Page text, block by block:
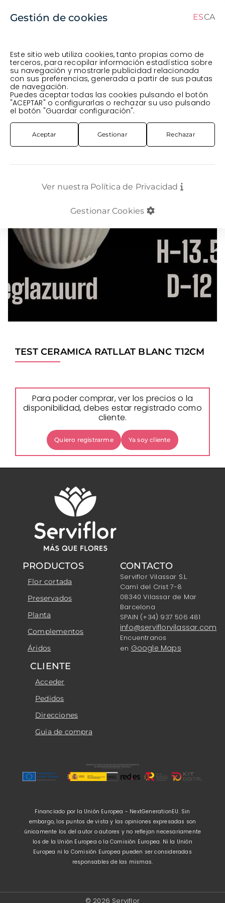
ESCA
Pedido en curso (Previsto para el dia) ·
Transportista
Ver Pedido
COMPLEMENTOS
TIESTOS VARIOS
TEST CERAMICA RATLLAT BLANC T12CM
TEST CERAMICA RATLLAT BLANC T12CM
Para poder comprar, ver los precios o la
disponibilidad, debes estar registrado como
cliente.
Quiero registrarme Ya soy cliente
Gestión de cookies ESCA
Este sitio web utiliza cookies, tanto propias como de
terceros, para recopilar información estadística sobre
su navegación y mostrarle publicidad relacionada
con sus preferencias, generada a partir de sus pautas
de navegación.
Puedes aceptar todas las cookies pulsando el botón
"ACEPTAR" o configurarlas o rechazar su uso pulsando
el botón "Guardar configuración".
Aceptar Gestionar Rechazar
Ver nuestra Política de Privacidad
Gestionar Cookies
PRODUCTOS
Flor cortada
Preservados
Planta
Complementos
Áridos
CONTACTO
Serviflor Vilassar S.L.
Camí del Crist 7-8
08340 Vilassar de Mar
Barcelona
SPAIN (+34) 937 506 481
info@serviflorvilassar.com
Encuentranos
en Google Maps
CLIENTE
Acceder
Pedidos
Direcciones
Guia de compra
Financiado por la Unión Europea - NextGenerationEU. Sin
embargo, los puntos de vista y las opiniones expresadas son
únicamente los del autor o autores y no reflejan necesariamente
los de la Unión Europea o la Comisión Europea. Ni la Unión
Europea ni la Comisión Europea pueden ser consideradas
responsables de las mismas.
© 2026 Serviflor